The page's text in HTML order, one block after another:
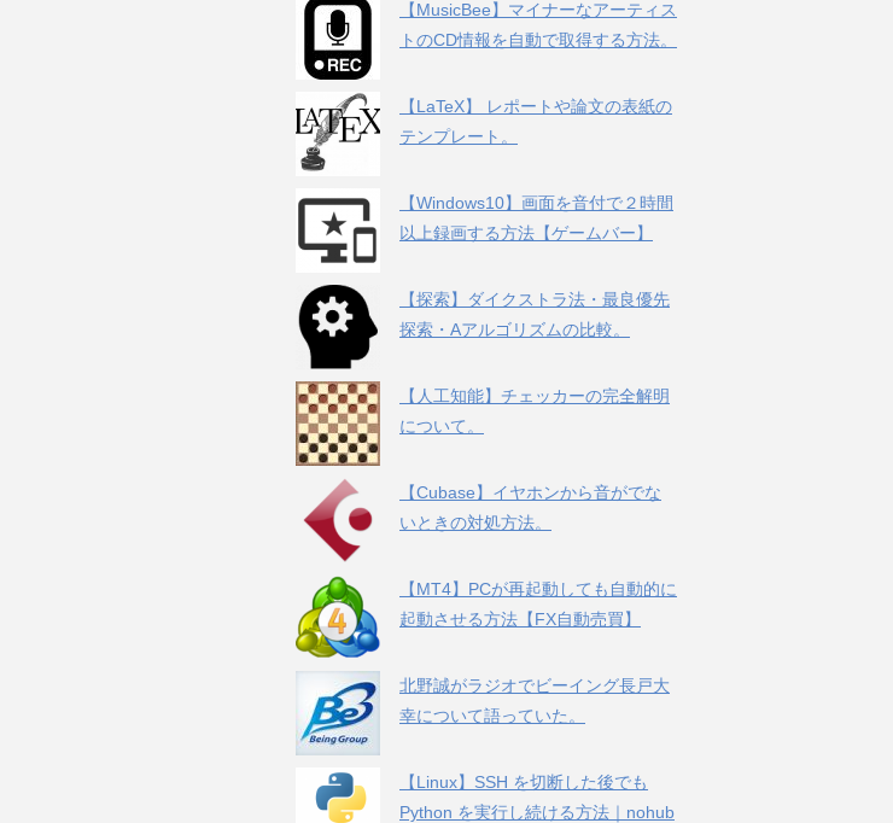
【MusicBee】マイナーなアーティス
トのCD情報を自動で取得する方法。
【LaTeX】 レポートや論文の表紙の
テンプレート。
【Windows10】画面を音付で２時間
以上録画する方法【ゲームバー】
【探索】ダイクストラ法・最良優先
探索・Aアルゴリズムの比較。
【人工知能】チェッカーの完全解明
について。
【Cubase】イヤホンから音がでな
いときの対処方法。
【MT4】PCが再起動しても自動的に
起動させる方法【FX自動売買】
北野誠がラジオでビーイング長戸大
幸について語っていた。
【Linux】SSH を切断した後でも
Python を実行し続ける方法｜nohub